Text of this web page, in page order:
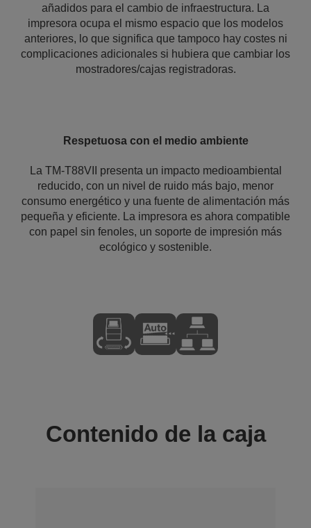
añadidos para el cambio de infraestructura. La
impresora ocupa el mismo espacio que los modelos
anteriores, lo que significa que tampoco hay costes ni
complicaciones adicionales si hubiera que cambiar los
mostradores/cajas registradoras.
Respetuosa con el medio ambiente
La TM-T88VII presenta un impacto medioambiental
reducido, con un nivel de ruido más bajo, menor
consumo energético y una fuente de alimentación más
pequeña y eficiente. La impresora es ahora compatible
con papel sin fenoles, un soporte de impresión más
ecológico y sostenible.
Contenido de la caja